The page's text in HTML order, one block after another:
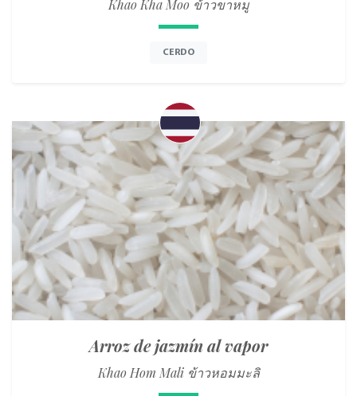
Khao Kha Moo ข้าวขาหมู
CERDO
Arroz de jazmín al vapor
Khao Hom Mali ข้าวหอมมะลิ